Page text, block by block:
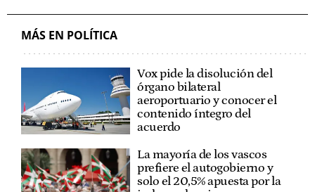
MÁS EN POLÍTICA
Vox pide la disolución del
órgano bilateral
aeroportuario y conocer el
contenido íntegro del
acuerdo
La mayoría de los vascos
prefiere el autogobierno y
solo el 20,5% apuesta por la